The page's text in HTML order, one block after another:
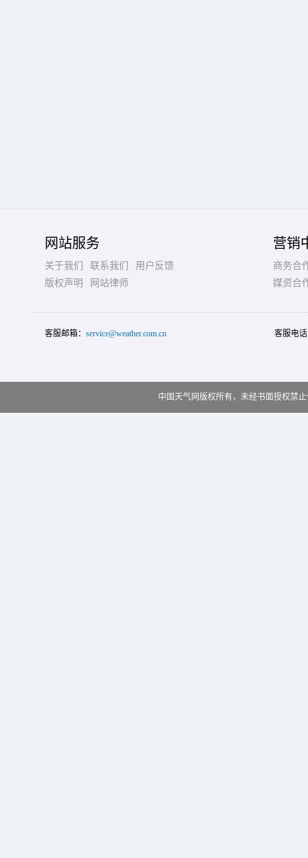
网站服务
关于我们 联系我们
用户反馈
版权声明
网站律师
营销
商务合
媒资合
客服邮箱： service@weather.com.cn 客服电
中国天气网版权所有，未经书面授权